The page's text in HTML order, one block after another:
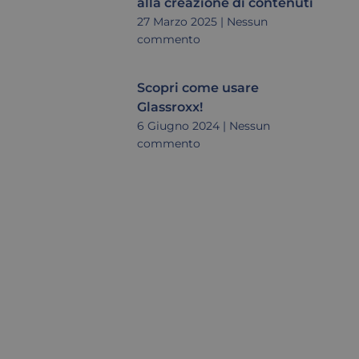
27 Marzo 2025
Nessun
commento
Scopri come usare
Glassroxx!
6 Giugno 2024
Nessun
commento